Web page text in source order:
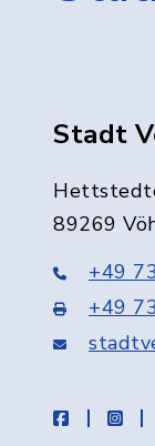
Stadt
89269
+49
+49
facebook